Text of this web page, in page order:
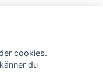
cookies.
du